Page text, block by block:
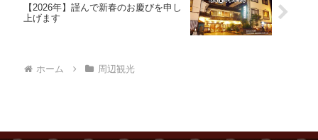
【2026年】謹んで新春のお慶びを申し
上げます
ホーム 周辺観光